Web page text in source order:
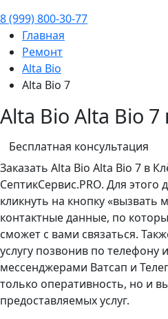
8 (999) 800-30-77
Главная
Ремонт
Alta Bio
Alta Bio 7
Alta Bio Alta Bio
Бесплатная консультация
Заказать Alta Bio Alta Bio 7 в
СептикСервис.PRO. Для этого
кликнуть на кнопку «вызвать
контактные данные, по
сможет с вами связаться.
услугу позвонив по телефону
мессенджерами Ватсап и
только оперативность, но и
предоставляемых услуг.